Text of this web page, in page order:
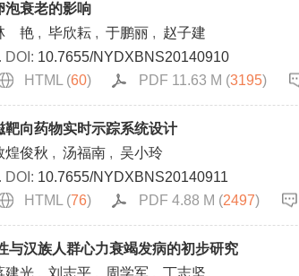
泡衰老的影响
艳 , 毕欣耘 , 于鹏丽 , 赵子建
DOI: 10.7655/NYDXBNS20140910
HTML (60) PDF 11.63 M (3195)
靶向药物实时示踪系统设计
煌俊秋 , 汤福南 , 吴小玲
DOI: 10.7655/NYDXBNS20140911
HTML (76) PDF 4.88 M (2497)
与汉族人群心力衰竭发病的初步研究
建光 , 刘志平 , 周学军 , 丁志坚